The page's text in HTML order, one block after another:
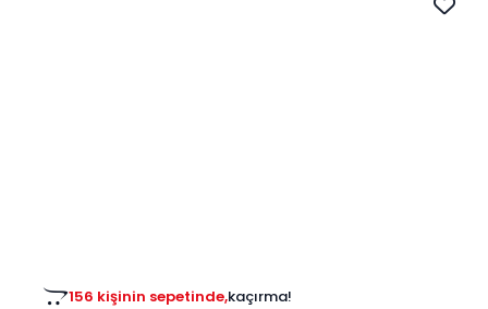
156 kişinin sepetinde,kaçırma!